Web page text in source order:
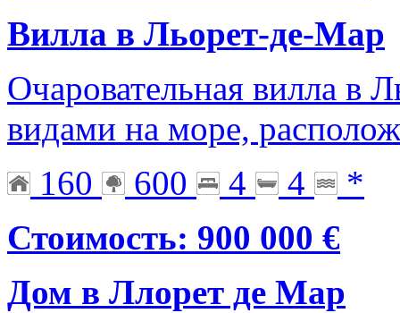
Вилла в Льорет-де-Мар
Очаровательная вилла в
видами на море,
160
600 4 4
*
Стоимость: 900 000 €
Дом в Ллорет де Мар